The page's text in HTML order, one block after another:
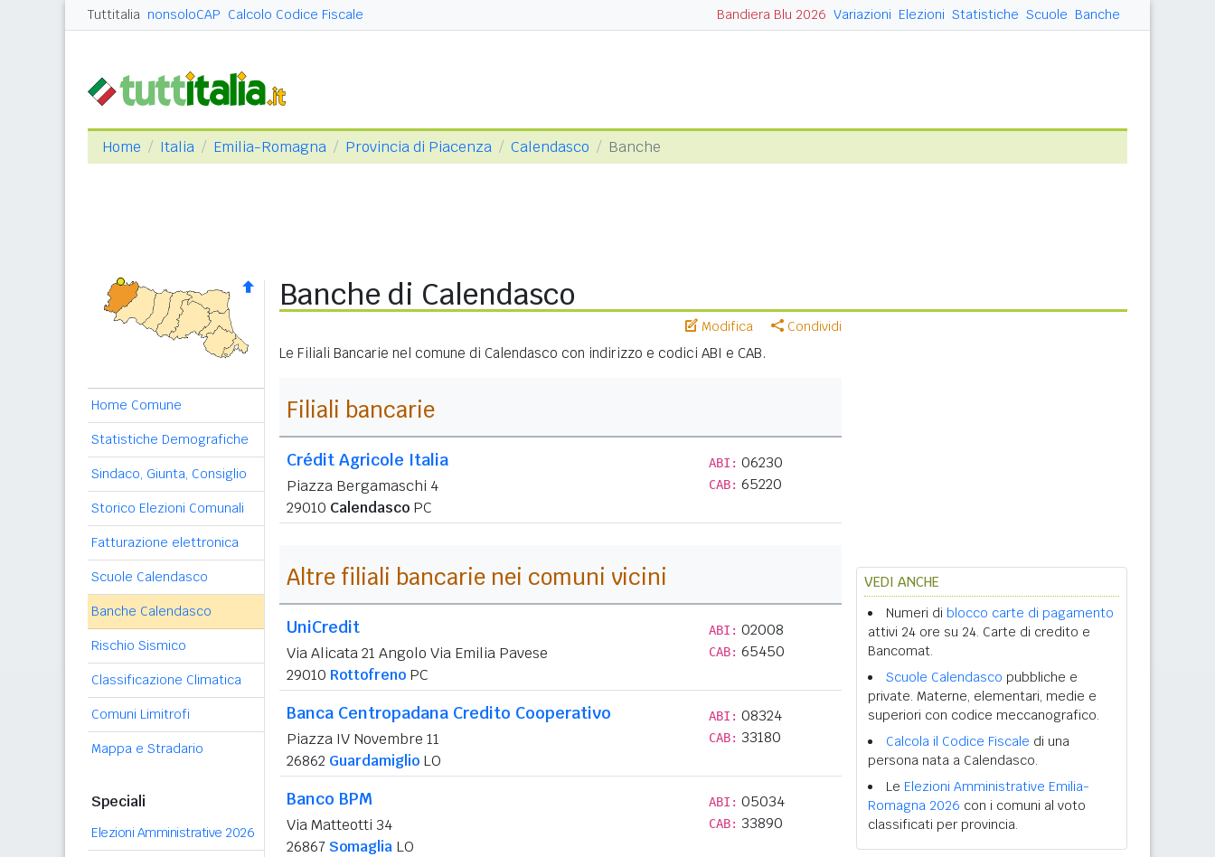
Tuttitalia nonsoloCAP Calcolo Codice Fiscale Bandiera Blu 2026 Variazioni Elezioni Statistiche Scuole Banche
Home Italia Emilia-Romagna Provincia di Piacenza Calendasco Banche
Home Comune
Statistiche Demografiche
Sindaco, Giunta, Consiglio
Storico Elezioni Comunali
Fatturazione elettronica
Scuole Calendasco
Banche Calendasco
Rischio Sismico
Classificazione Climatica
Comuni Limitrofi
Mappa e Stradario
Speciali
Elezioni Amministrative 2026
Banche di Calendasco
Modifica Condividi
Le Filiali Bancarie nel comune di Calendasco con indirizzo e codici ABI e CAB.
Filiali bancarie
Crédit Agricole Italia
Piazza Bergamaschi 4
29010 Calendasco PC
ABI: 06230
CAB: 65220
Altre filiali bancarie nei comuni vicini
UniCredit
Via Alicata 21 Angolo Via Emilia Pavese
29010 Rottofreno PC
ABI: 02008
CAB: 65450
Banca Centropadana Credito Cooperativo
Piazza IV Novembre 11
26862 Guardamiglio LO
ABI: 08324
CAB: 33180
Banco BPM
Via Matteotti 34
26867 Somaglia LO
ABI: 05034
CAB: 33890
VEDI ANCHE
Numeri di blocco carte di pagamento
attivi 24 ore su 24. Carte di credito e
Bancomat.
Scuole Calendasco pubbliche e
private. Materne, elementari, medie e
superiori con codice meccanografico.
Calcola il Codice Fiscale di una
persona nata a Calendasco.
Le Elezioni Amministrative Emilia-
Romagna 2026 con i comuni al voto
classificati per provincia.